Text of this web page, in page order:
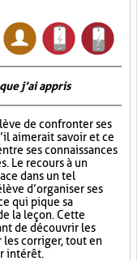
j’ai appris
de confronter ses
aimerait savoir et ce
ses connaissances
Le recours à un
dans un tel
d’organiser ses
qui pique sa
la leçon. Cette
de découvrir les
les corriger, tout en
intérêt.